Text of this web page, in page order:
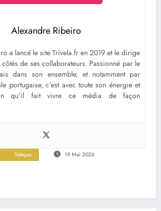
Alexandre Ribeiro
a lancé le site Trivela.fr en 2019 et le dirige
de ses collaborateurs. Passionné par le
dans son ensemble, et notamment par
portugaise, c’est avec toute son énergie et
qu’il fait vivre ce média de façon
Seleçao 19 Mai 2026